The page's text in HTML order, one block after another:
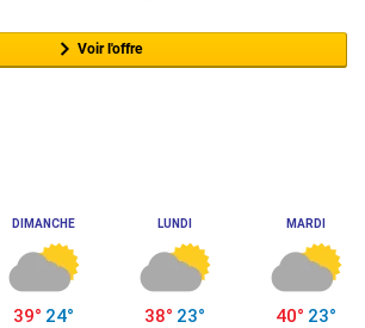
Voir l'offre